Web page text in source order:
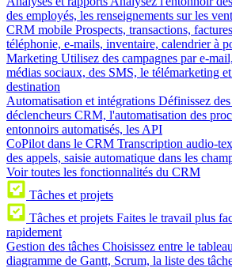
des employés, les renseignements sur les
CRM mobile Prospects, transactions,
téléphonie, e-mails, inventaire, calendrier à
Marketing Utilisez des campagnes par e-
médias sociaux, des SMS, le télémarketing
destination
Automatisation et intégrations Définissez
déclencheurs CRM, l'automatisation des
entonnoirs automatisés, les API
CoPilot dans le CRM Transcription audio-
des appels, saisie automatique dans les
Voir toutes les fonctionnalités du CRM
Tâches et projets
Tâches et projets Faites le travail plus
rapidement
Gestion des tâches Choisissez entre le
diagramme de Gantt, Scrum, la liste des